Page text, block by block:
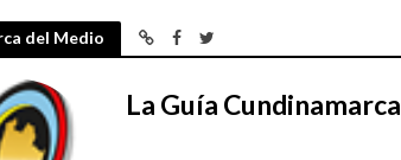
del Medio
La Guía Cundinamarca